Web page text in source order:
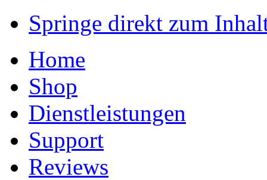
Springe direkt zum
Home
Shop
Dienstleistungen
Support
Reviews